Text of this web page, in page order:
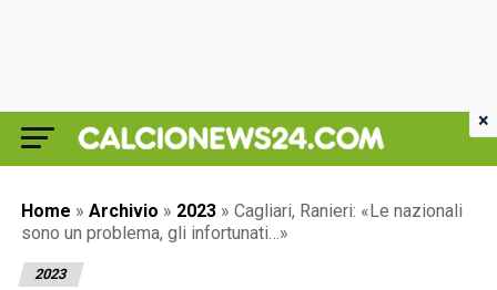
Home » Archivio » 2023 » Cagliari, Ranieri: «Le nazionali
sono un problema, gli infortunati…»
2023
×